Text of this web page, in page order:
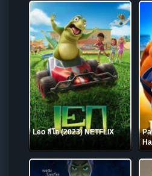
Leo ลีโอ (2023) NETFLIX
แฮ้